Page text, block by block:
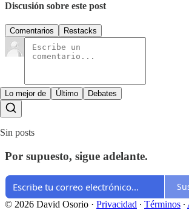
Discusión sobre este post
Comentarios Restacks
Lo mejor de Último Debates
Sin posts
Por supuesto, sigue adelante.
© 2026 David Osorio · Privacidad ∙ Términos ∙